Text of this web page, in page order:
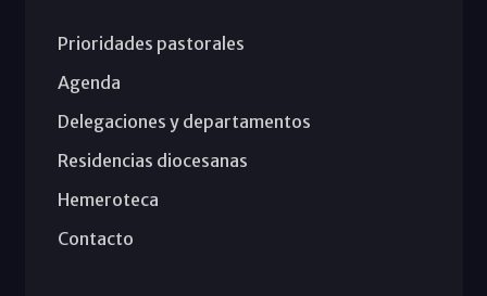
Prioridades pastorales
Agenda
Delegaciones y departamentos
Residencias diocesanas
Hemeroteca
Contacto